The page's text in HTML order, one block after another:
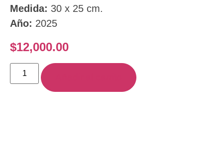
Medida: 30 x 25 cm.
Año: 2025
$12,000.00